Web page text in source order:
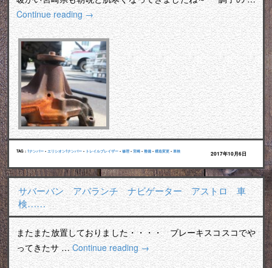
Continue reading→
TAG : 1ナンバー • エリシオン1ナンバー • トレイルブレイザー • 修理 • 宮崎 • 整備 • 構造変更 • 車検 2017年10月6日
サバーバン アバランチ ナビゲーター アストロ 車
検……
またまた放置しておりました・・・・ ブレーキスコスコでや
ってきたサ …Continue reading→